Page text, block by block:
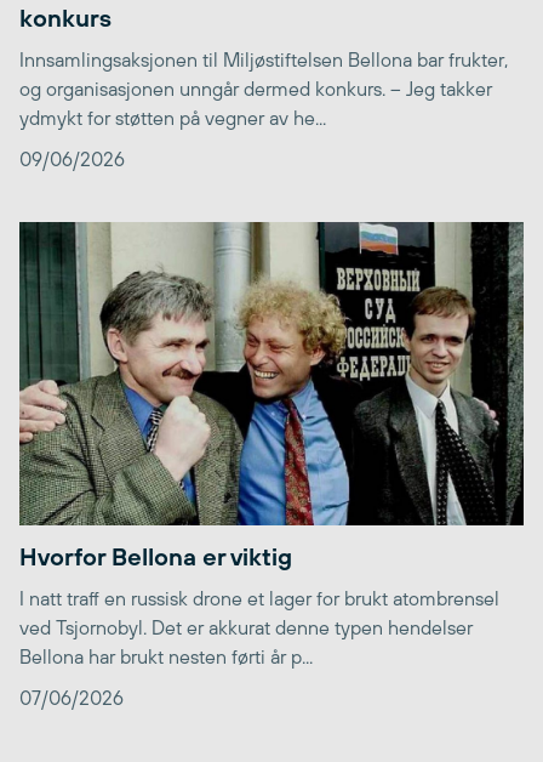
konkurs
Innsamlingsaksjonen til Miljøstiftelsen Bellona bar frukter,
og organisasjonen unngår dermed konkurs. – Jeg takker
ydmykt for støtten på vegner av he...
09/06/2026
Hvorfor Bellona er viktig
I natt traff en russisk drone et lager for brukt atombrensel
ved Tsjornobyl. Det er akkurat denne typen hendelser
Bellona har brukt nesten førti år p...
07/06/2026